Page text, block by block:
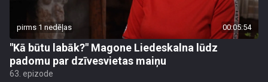
pirms 1 nedēļas 00:05:54
"Kā būtu labāk?" Magone Liedeskalna lūdz
padomu par dzīvesvietas maiņu
63. epizode